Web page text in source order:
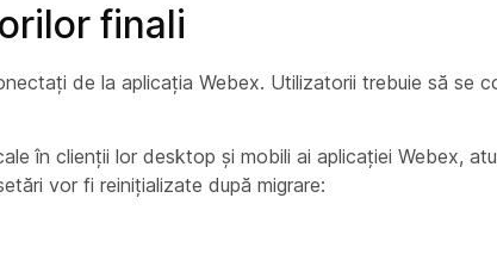
finali
de la aplicația Webex. Utilizatorii trebuie să se
în clienții lor desktop și mobili ai aplicației Webex,
vor fi reinițializate după migrare: